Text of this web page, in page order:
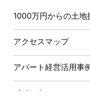
【埼玉県経営品質知
表敬訪問を行いまし
1000万円からの土地
アクセスマップ
アパート経営活用事
イベント